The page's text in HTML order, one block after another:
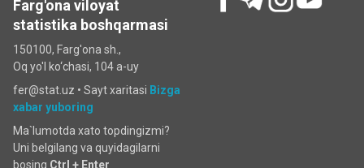
Farg'ona viloyat
statistika boshqarmasi
150100, Farg'ona sh.,
Oq yo'l ko‘chаsi, 104 a-uy
fer@stat.uz • Sayt xaritasi Bizga
xabar yuboring
Ma`lumotda xato topdingizmi?
Uni belgilang va quyidagilarni
bosing Ctrl + Enter